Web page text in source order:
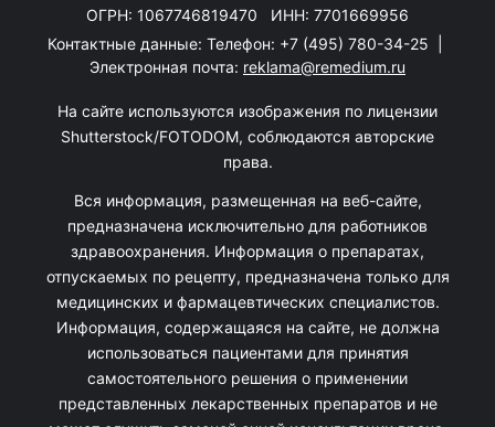
ОГРН: 1067746819470 ИНН: 7701669956
Контактные данные: Телефон: +7 (495) 780-34-25
Электронная почта: reklama@remedium.ru
На сайте используются изображения по лицензии
Shutterstock/FOTODOM, соблюдаются авторские
права.
Вся информация, размещенная на веб-сайте,
предназначена исключительно для работников
здравоохранения. Информация о препаратах,
отпускаемых по рецепту, предназначена только для
медицинских и фармацевтических специалистов.
Информация, содержащаяся на сайте, не должна
использоваться пациентами для принятия
самостоятельного решения о применении
представленных лекарственных препаратов и не